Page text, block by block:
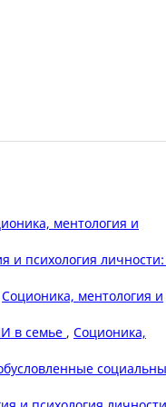
ментология и
и психология
Соционика, ментология и
в семье , Соционика,